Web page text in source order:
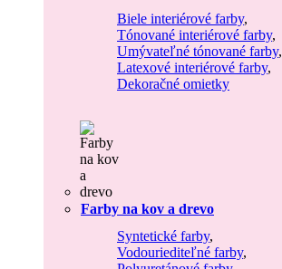
Biele interiérové farby,
Tónované interiérové farby,
Umývateľné tónované farby,
Latexové interiérové farby,
Dekoračné omietky
Farby na kov a drevo
Syntetické farby,
Vodouriediteľné farby,